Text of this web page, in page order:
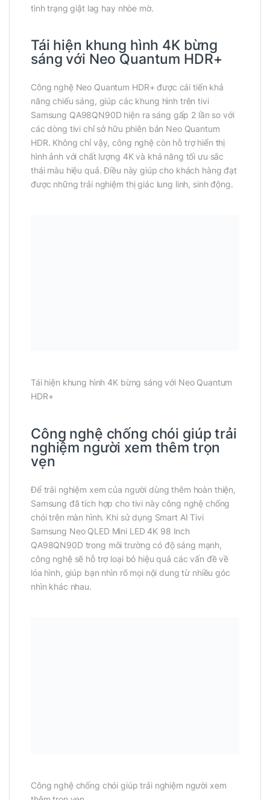
tình trạng giật lag hay nhòe mờ.
Tái hiện khung hình 4K bừng
sáng với Neo Quantum HDR+
Công nghệ Neo Quantum HDR+ được cải tiến khả
năng chiếu sáng, giúp các khung hình trên tivi
Samsung QA98QN90D hiện ra sáng gấp 2 lần so với
các dòng tivi chỉ sở hữu phiên bản Neo Quantum
HDR. Không chỉ vậy, công nghệ còn hỗ trợ hiển thị
hình ảnh với chất lượng 4K và khả năng tối ưu sắc
thái màu hiệu quả. Điều này giúp cho khách hàng đạt
được những trải nghiệm thị giác lung linh, sinh động.
Tái hiện khung hình 4K bừng sáng với Neo Quantum
HDR+
Công nghệ chống chói giúp trải
nghiệm người xem thêm trọn
vẹn
Để trải nghiệm xem của người dùng thêm hoàn thiện,
Samsung đã tích hợp cho tivi này công nghệ chống
chói trên màn hình. Khi sử dụng Smart AI Tivi
Samsung Neo QLED Mini LED 4K 98 Inch
QA98QN90D trong môi trường có độ sáng mạnh,
công nghệ sẽ hỗ trợ loại bỏ hiệu quả các vấn đề về
lóa hình, giúp bạn nhìn rõ mọi nội dung từ nhiều góc
nhìn khác nhau.
Công nghệ chống chói giúp trải nghiệm người xem